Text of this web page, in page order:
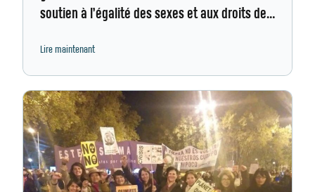
soutien à l’égalité des sexes et aux droits des
Lire maintenant